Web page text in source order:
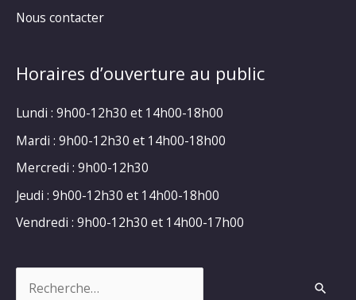
Nous contacter
Horaires d’ouverture au public
Lundi : 9h00-12h30 et 14h00-18h00
Mardi : 9h00-12h30 et 14h00-18h00
Mercredi : 9h00-12h30
Jeudi : 9h00-12h30 et 14h00-18h00
Vendredi : 9h00-12h30 et 14h00-17h00